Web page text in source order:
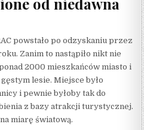
powstało po odzyskaniu przez
Zanim to nastąpiło nikt nie
2000 mieszkańców miasto i
lesie. Miejsce było
i pewnie byłoby tak do
z bazy atrakcji turystycznej.
miarę światową.